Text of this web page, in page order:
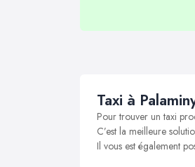
Taxi à
Pour trouver un taxi
C’est la meilleure
Il vous est également